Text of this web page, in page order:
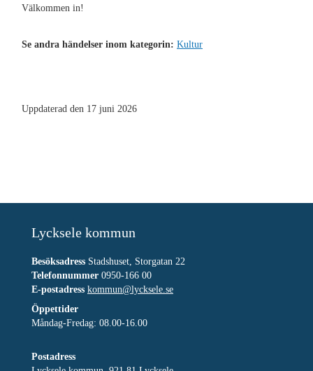
Välkommen in!
Se andra händelser inom kategorin: Kultur
Uppdaterad den 17 juni 2026
Lycksele kommun
Besöksadress Stadshuset, Storgatan 22
Telefonnummer 0950-166 00
E-postadress kommun@lycksele.se
Öppettider
Måndag-Fredag: 08.00-16.00
Postadress